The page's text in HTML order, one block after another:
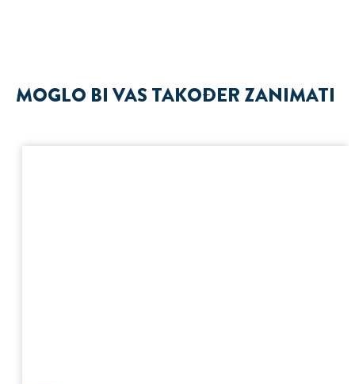
MOGLO BI VAS TAKOĐER ZANIMATI